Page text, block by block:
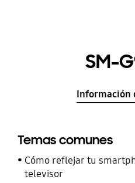
SM-
Información
Temas comunes
Cómo reflejar tu
televisor